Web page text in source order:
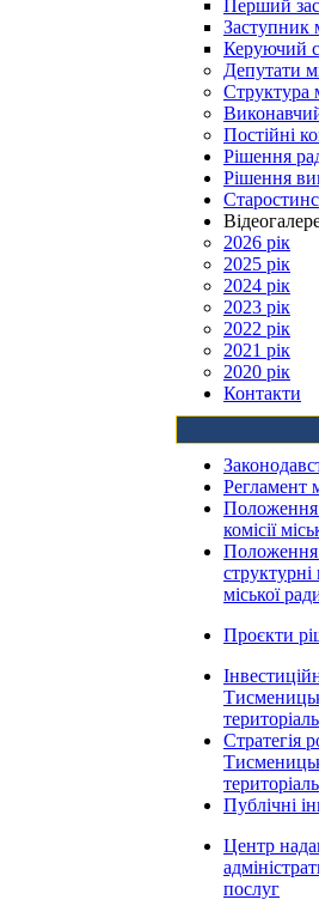
Перший
Заступник
Керуючий
Депутати
Структура
Постійні
Рішення
Рішення
2026 рік
2025 рік
2024 рік
2023 рік
2022 рік
2021 рік
2020 рік
Контакти
Регламент
Положення
комісії
структурні
міської
Проєкти
Стратегія
Публічні
Центр
послуг